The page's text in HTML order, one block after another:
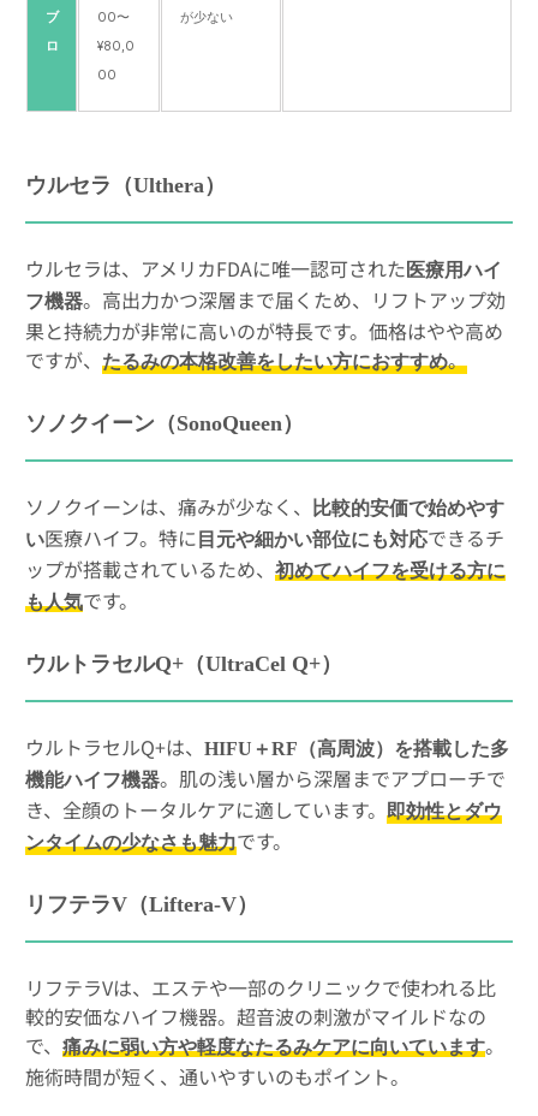
ブ
ロ
00〜
¥80,0
00
が少ない
ウルセラ（Ulthera）
ウルセラは、アメリカFDAに唯一認可された 医療用ハイ
フ機器。高出力かつ深層まで届くため、リフトアップ効
果と持続力が非常に高いのが特長です。価格はやや高め
ですが、
たるみの本格改善をしたい方におすすめ。
ソノクイーン（SonoQueen）
ソノクイーンは、痛みが少なく、
比較的安価で始めやす
い医療ハイフ。特に 目元や細かい部位にも対応できるチ
ップが搭載されているため、
初めてハイフを受ける方に
も人気です。
ウルトラセルQ+（UltraCel Q+）
ウルトラセルQ+は、
HIFU＋RF（高周波）を搭載した多
機能ハイフ機器。肌の浅い層から深層までアプローチで
き、全顔のトータルケアに適しています。 即効性とダウ
ンタイムの少なさも魅力です。
リフテラV（Liftera-V）
リフテラVは、エステや一部のクリニックで使われる比
較的安価なハイフ機器。超音波の刺激がマイルドなの
で、
痛みに弱い方や軽度なたるみケアに向いています。
施術時間が短く、通いやすいのもポイント。